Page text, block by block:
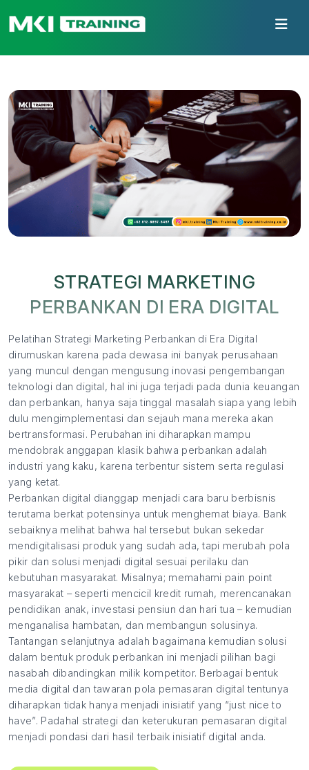
STRATEGI MARKETING
PERBANKAN DI ERA DIGITAL
Pelatihan Strategi Marketing Perbankan di Era Digital
dirumuskan karena pada dewasa ini banyak perusahaan
yang muncul dengan mengusung inovasi pengembangan
teknologi dan digital, hal ini juga terjadi pada dunia keuangan
dan perbankan, hanya saja tinggal masalah siapa yang lebih
dulu mengimplementasi dan sejauh mana mereka akan
bertransformasi. Perubahan ini diharapkan mampu
mendobrak anggapan klasik bahwa perbankan adalah
industri yang kaku, karena terbentur sistem serta regulasi
yang ketat.
Perbankan digital dianggap menjadi cara baru berbisnis
terutama berkat potensinya untuk menghemat biaya. Bank
sebaiknya melihat bahwa hal tersebut bukan sekedar
mendigitalisasi produk yang sudah ada, tapi merubah pola
pikir dan solusi menjadi digital sesuai perilaku dan
kebutuhan masyarakat. Misalnya; memahami pain point
masyarakat – seperti mencicil kredit rumah, merencanakan
pendidikan anak, investasi pensiun dan hari tua – kemudian
menganalisa hambatan, dan membangun solusinya.
Tantangan selanjutnya adalah bagaimana kemudian solusi
dalam bentuk produk perbankan ini menjadi pilihan bagi
nasabah dibandingkan milik kompetitor. Berbagai bentuk
media digital dan tawaran pola pemasaran digital tentunya
diharapkan tidak hanya menjadi inisiatif yang “just nice to
have”. Padahal strategi dan keterukuran pemasaran digital
menjadi pondasi dari hasil terbaik inisiatif digital anda.